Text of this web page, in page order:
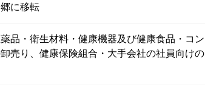
に移転
品・衛生材料・健康機器及び健康食品・コン
売り、健康保険組合・大手会社の社員向けの